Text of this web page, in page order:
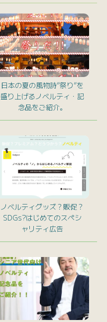
日本の夏の風物詩”祭り”を
盛り上げるノベルティ・記
念品をご紹介。
ノベルティグッズ？販促？
SDGs?はじめてのスペシ
ャリティ広告